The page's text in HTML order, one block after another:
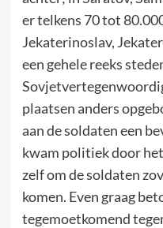
er telkens 70 tot
Jekaterinoslav,
een gehele reeks
plaatsen anders
aan de soldaten een
kwam politiek door
zelf om de soldaten
komen. Even graag
tegemoetkomend